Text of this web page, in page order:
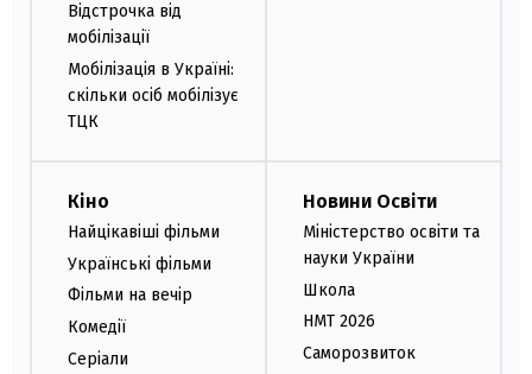
Відстрочка від
мобілізації
Мобілізація в Україні:
скільки осіб мобілізує
ТЦК
Кіно
Найцікавіші фільми
Українські фільми
Фільми на вечір
Комедії
Серіали
Новини Освіти
Міністерство освіти та
науки України
Школа
НМТ 2026
Саморозвиток